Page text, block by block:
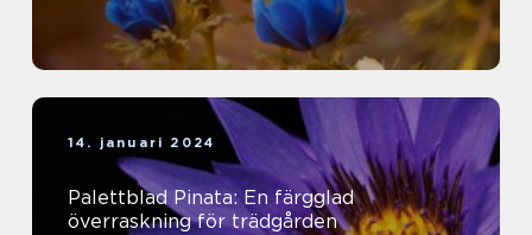
14. januari 2024
Palettblad Pinata: En färgglad
överraskning för trädgården